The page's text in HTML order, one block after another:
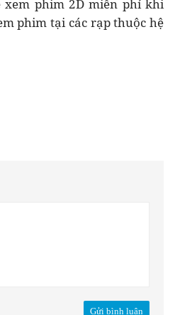
xem phim 2D miễn phí khi
phim tại các rạp thuộc hệ
Gửi bình luận